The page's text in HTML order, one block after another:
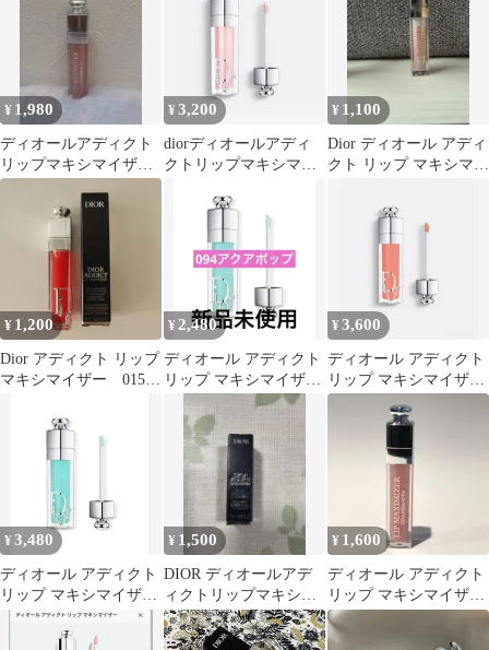
¥ 1,980
ディオールアディクト
リップマキシマイザ
ー 001
¥3,200
diorディオールアディ
クトリップマキシマイ
¥ 1,100
Dior ディオール アディ
クト リップ マキシマイ
¥ 1,200
Dior アディクト リップ
マキシマイザー 015チ
¥ 2,480
ディオール アディクト
リップ マキシマイザー
094 アクア ポップ
¥3,600
ディオール アディクト
リップ マキシマイザ
ー 004コーラル
¥ 3,480
ディオール アディクト
リップ マキシマイザー
094 アクアポップ
¥ 1,500
DIOR ディオールアデ
ィクトリップマキシマ
イザー 001 ピンク2ml
¥ 1,600
ディオール アディクト
リップ マキシマイザー
001 ピンク